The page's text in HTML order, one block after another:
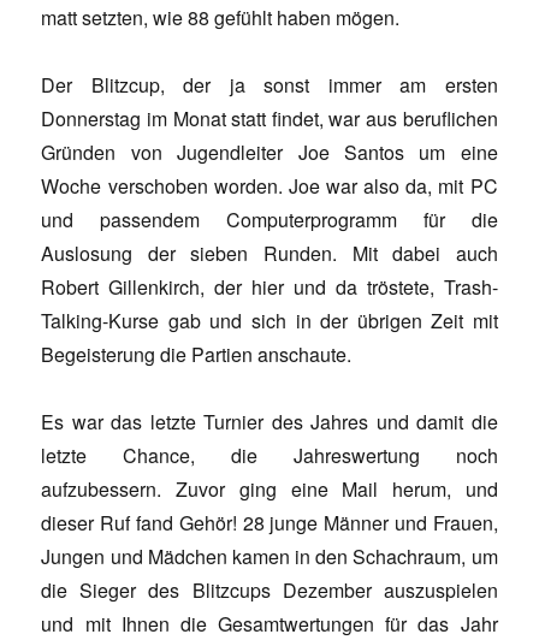
matt setzten, wie 88 gefühlt haben mögen.
Der Blitzcup, der ja sonst immer am ersten
Donnerstag im Monat statt findet, war aus beruflichen
Gründen von Jugendleiter Joe Santos um eine
Woche verschoben worden. Joe war also da, mit PC
und passendem Computerprogramm für die
Auslosung der sieben Runden. Mit dabei auch
Robert Gillenkirch, der hier und da tröstete, Trash-
Talking-Kurse gab und sich in der übrigen Zeit mit
Begeisterung die Partien anschaute.
Es war das letzte Turnier des Jahres und damit die
letzte Chance, die Jahreswertung noch
aufzubessern. Zuvor ging eine Mail herum, und
dieser Ruf fand Gehör! 28 junge Männer und Frauen,
Jungen und Mädchen kamen in den Schachraum, um
die Sieger des Blitzcups Dezember auszuspielen
und mit Ihnen die Gesamtwertungen für das Jahr